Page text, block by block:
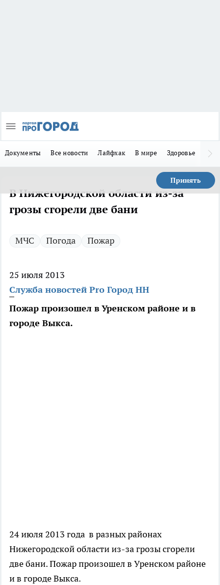
Документы Все новости Лайфхак В мире Здоровье
Принять
В Нижегородской области из-за
грозы сгорели две бани
МЧС Погода Пожар
25 июля 2013
Служба новостей Pro Город НН
Пожар произошел в Уренском районе и в
городе Выкса.
24 июля 2013 года в разных районах
Нижегородской области из-за грозы сгорели
две бани. Пожар произошел в Уренском районе
и в городе Выкса.